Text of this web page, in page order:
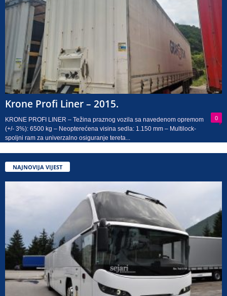
Krone Profi Liner – 2015.
0
KRONE PROFI LINER – Težina praznog vozila sa navedenom opremom
(+/- 3%): 6500 kg – Neopterećena visina sedla: 1.150 mm – Multilock-
spoljni ram za univerzalno osiguranje tereta...
NAJNOVIJA VIJEST